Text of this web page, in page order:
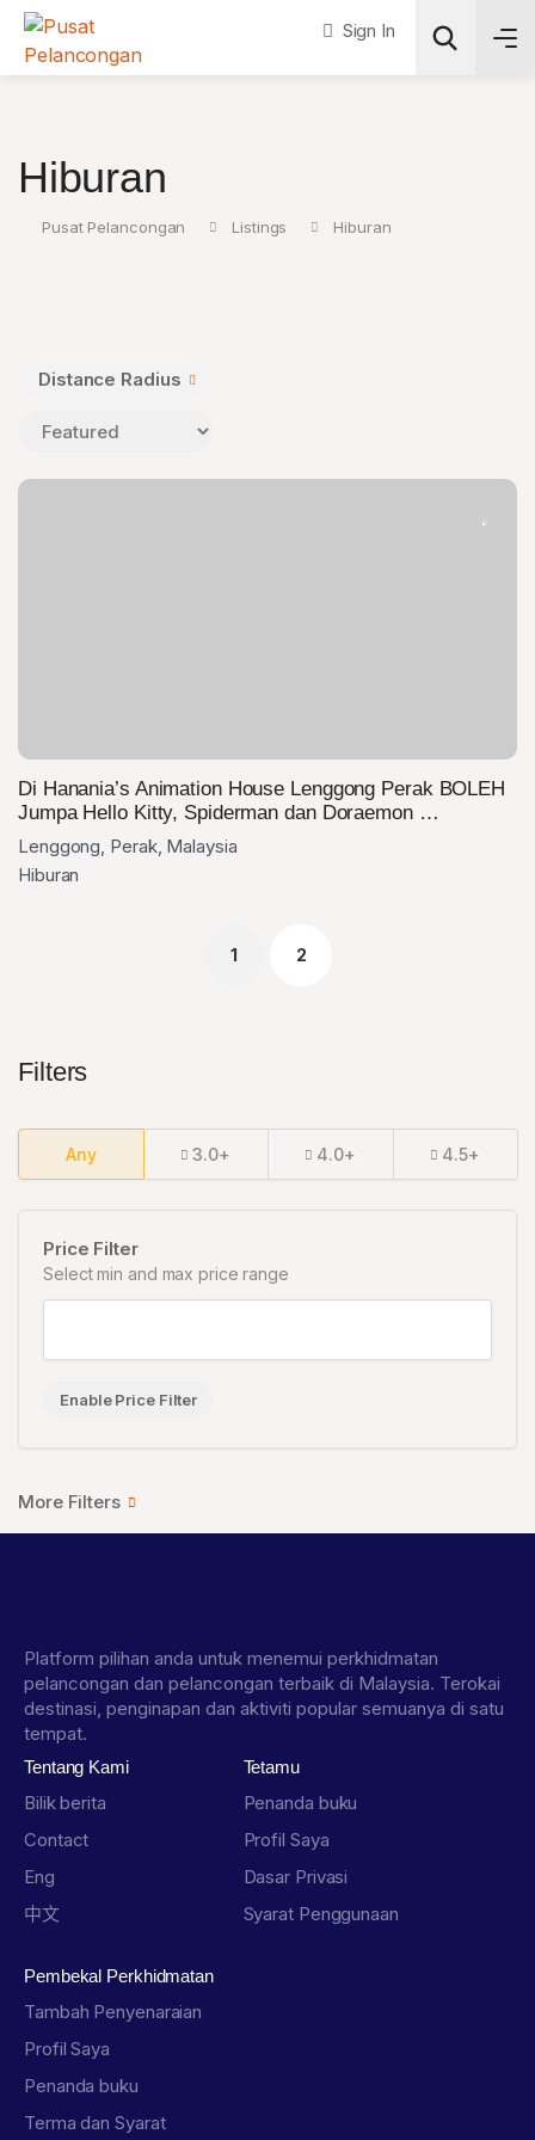
Sign In
Hiburan
Pusat Pelancongan Listings Hiburan
Distance Radius
Di Hanania’s Animation House Lenggong Perak BOLEH
Jumpa Hello Kitty, Spiderman dan Doraemon …
Lenggong, Perak, Malaysia
Hiburan
1 2
Filters
Any 3.0+ 4.0+ 4.5+
Price Filter
Select min and max price range
Enable Price Filter
Platform pilihan anda untuk menemui perkhidmatan
pelancongan dan pelancongan terbaik di Malaysia. Terokai
destinasi, penginapan dan aktiviti popular semuanya di satu
tempat.
Tentang Kami
Bilik berita
Contact
Eng
中文
Tetamu
Penanda buku
Profil Saya
Dasar Privasi
Syarat Penggunaan
Pembekal Perkhidmatan
Tambah Penyenaraian
Profil Saya
Penanda buku
Terma dan Syarat